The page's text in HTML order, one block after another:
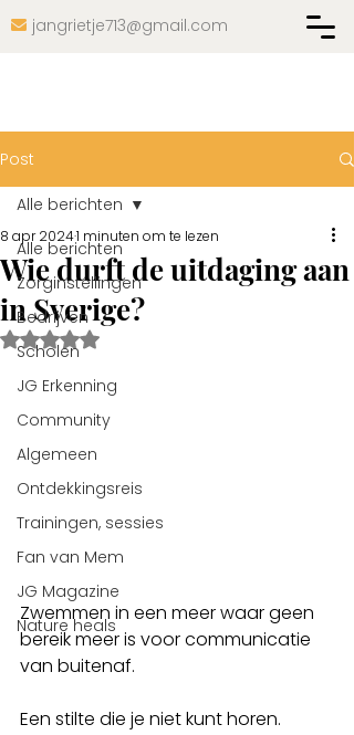
 jangrietje713@gmail.com
Post
Alle berichten
Zorginstellingen
Bedrijven
Scholen
JG Erkenning
Community
Algemeen
Ontdekkingsreis
Trainingen, sessies
Fan van Mem
JG Magazine
Nature heals
Alle berichten
Wie durft de uitdaging aan
in Sverige?
8 apr 20241 minuten om te lezen
Beoordeeld met NaN uit 5 sterren.
Zwemmen in een meer waar geen
bereik meer is voor communicatie
van buitenaf.
Een stilte die je niet kunt horen.